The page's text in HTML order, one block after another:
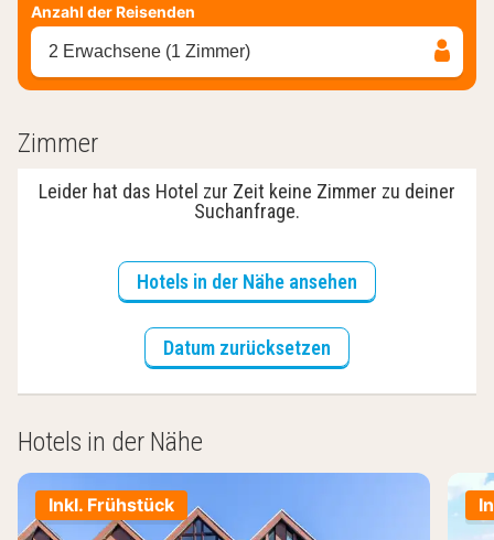
Anzahl der Reisenden
2 Erwachsene (1 Zimmer)
Zimmer
Leider hat das Hotel zur Zeit keine Zimmer zu deiner
Suchanfrage.
Hotels in der Nähe ansehen
Datum zurücksetzen
Hotels in der Nähe
Inkl. Frühstück